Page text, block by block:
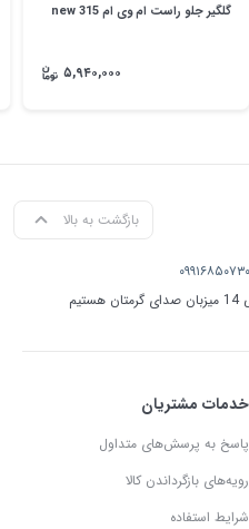
گلگیر جلو راست ام وی ام 315 new
۵,۹۴۰,۰۰۰
بازگشت به بالا
۰۹۹۱۶۸۵۰۷۳۰
خدمات مشتریان
پاسخ به پرسش‌های متداول
رویه‌های بازگرداندن کالا
شرایط استفاده